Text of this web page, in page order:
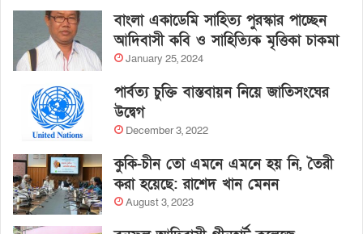
বাংলা একাডেমি সাহিত্য পুরস্কার পাচ্ছেন
আদিবাসী কবি ও সাহিত্যিক মৃত্তিকা চাকমা
January 25, 2024
পার্বত্য চুক্তি বাস্তবায়ন নিয়ে জাতিসংঘের
উদ্বেগ
December 3, 2022
কুকি-চীন তো এমনে এমনে হয় নি, তৈরী
করা হয়েছে: রাশেদ খান মেনন
August 3, 2023